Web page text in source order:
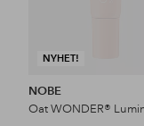
NYHET!
NOBE